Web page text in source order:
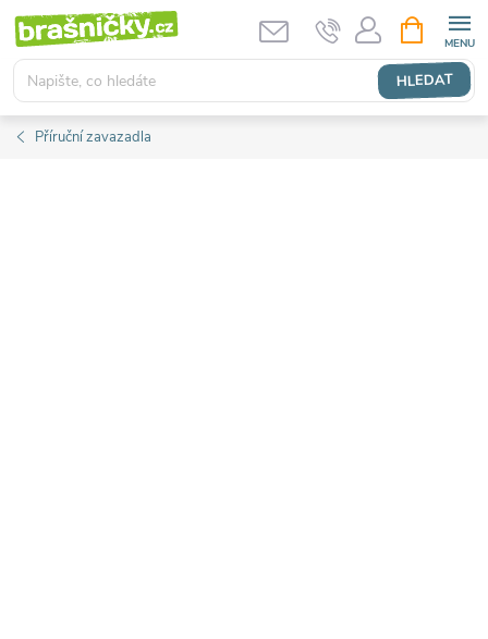
Přejít
obsah
HLEDAT
NÁKUPNÍ
KOŠÍK
Příruční zavazadla